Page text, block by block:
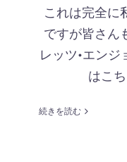
これは完全に
ですが皆さん
レッツ•エンジ
はこ
続きを読む